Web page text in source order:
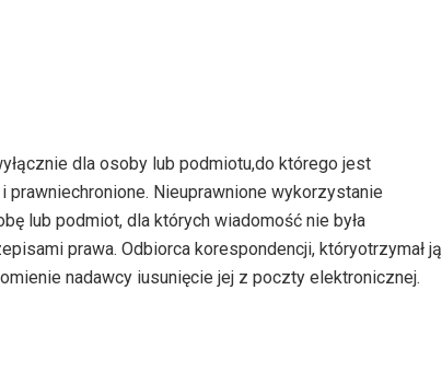
dla osoby lub podmiotu,do którego jest
Nieuprawnione wykorzystanie
lub podmiot, dla których wiadomość nie była
prawa. Odbiorca korespondencji, któryotrzymał ją
nadawcy iusunięcie jej z poczty elektronicznej.